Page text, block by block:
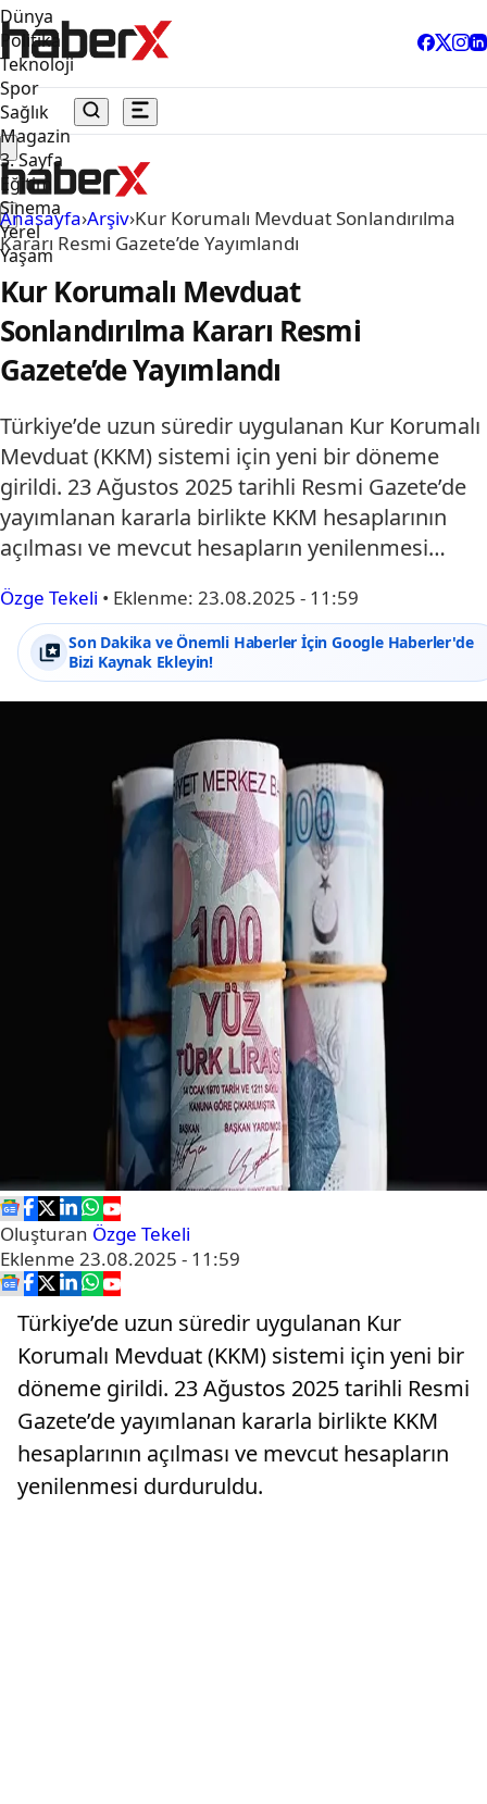
Dünya
Politika
Teknoloji
Spor
Sağlık
Magazin
3. Sayfa
Eğitim
Sinema
Yerel
Yaşam
Anasayfa›Arşiv›Kur Korumalı Mevduat Sonlandırılma
Kararı Resmi Gazete’de Yayımlandı
Kur Korumalı Mevduat
Sonlandırılma Kararı Resmi
Gazete’de Yayımlandı
Türkiye’de uzun süredir uygulanan Kur Korumalı
Mevduat (KKM) sistemi için yeni bir döneme
girildi. 23 Ağustos 2025 tarihli Resmi Gazete’de
yayımlanan kararla birlikte KKM hesaplarının
açılması ve mevcut hesapların yenilenmesi…
Özge Tekeli • Eklenme: 23.08.2025 - 11:59
Son Dakika ve Önemli Haberler İçin Google Haberler'de
Bizi Kaynak Ekleyin!
Oluşturan Özge Tekeli
Eklenme 23.08.2025 - 11:59
Türkiye’de uzun süredir uygulanan Kur
Korumalı Mevduat (KKM) sistemi için yeni bir
döneme girildi. 23 Ağustos 2025 tarihli Resmi
Gazete’de yayımlanan kararla birlikte KKM
hesaplarının açılması ve mevcut hesapların
yenilenmesi durduruldu.